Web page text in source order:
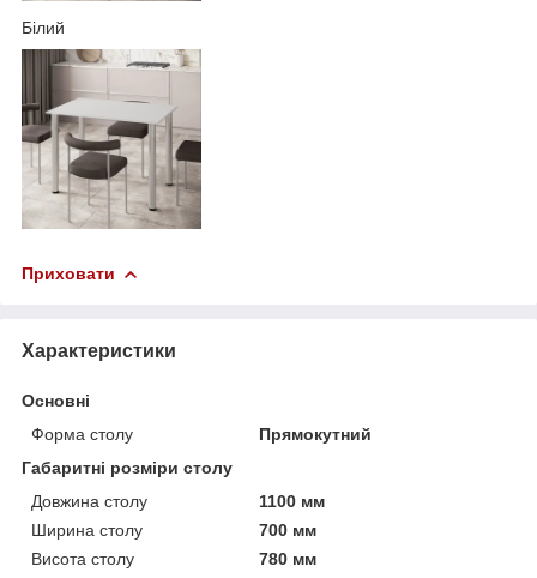
Білий
Приховати
Характеристики
Основні
Форма столу
Прямокутний
Габаритні розміри столу
Довжина столу
1100 мм
Ширина столу
700 мм
Висота столу
780 мм